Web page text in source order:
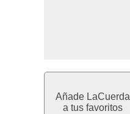
Añade LaCuerda
a tus favoritos